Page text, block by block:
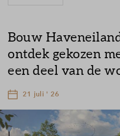
Bouw
ontdek gekozen
een deel van de
21 juli ' 26